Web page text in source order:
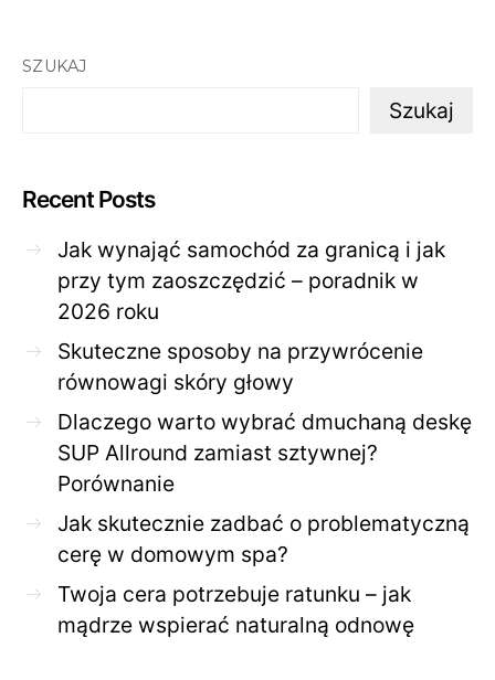
SZUKAJ
Szukaj
Recent Posts
Jak wynająć samochód za granicą i jak
przy tym zaoszczędzić – poradnik w
2026 roku
Skuteczne sposoby na przywrócenie
równowagi skóry głowy
Dlaczego warto wybrać dmuchaną deskę
SUP Allround zamiast sztywnej?
Porównanie
Jak skutecznie zadbać o problematyczną
cerę w domowym spa?
Twoja cera potrzebuje ratunku – jak
mądrze wspierać naturalną odnowę